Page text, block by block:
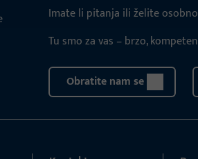
Imate li pitanja ili želite
Tu smo za vas – brzo,
Obratite nam se